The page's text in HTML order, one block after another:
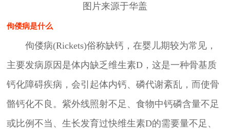
图片来源于华盖
佝偻病是什么
佝偻病(Rickets)俗称缺钙，在婴儿期较为常见，
主要发病原因是体内缺乏维生素D，这是一种骨基质
钙化障碍疾病，会引起体内钙、磷代谢紊乱，而使骨
骼钙化不良。紫外线照射不足、食物中钙磷含量不足
或比例不当、生长发育过快维生素D的需要量不足、